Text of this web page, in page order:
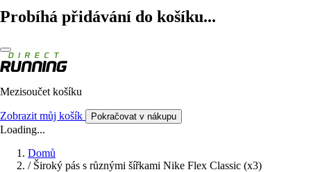
Probíhá přidávání do košíku...
Mezisoučet košíku
Zobrazit můj košík Pokračovat v nákupu
Loading...
Domů
/ Široký pás s různými šířkami Nike Flex Classic (x3)